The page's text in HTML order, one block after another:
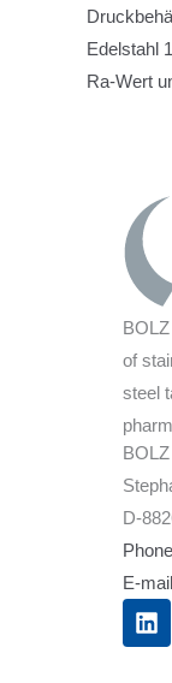
Edelstahl
Ra-Wert
of
steel
D-
E-
L
i